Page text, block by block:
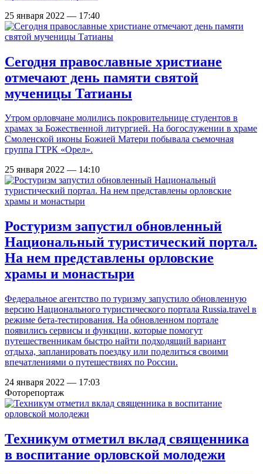
25 января 2022 — 17:40
Сегодня православные христиане
отмечают день памяти святой
мученицы Татианы
Утром орловчане молились покровительнице студентов в
храмах за Божественной литургией. На богослужении в храме
Смоленской иконы Божией Матери побывала съемочная
группа ГТРК «Орел».
25 января 2022 — 14:10
Ростуризм запустил обновленный
Национальный туристический портал.
На нем представлены орловские
храмы и монастыри
Федеральное агентство по туризму запустило обновленную
версию Национального туристического портала Russia.travel в
режиме бета-тестирования. На обновленном портале
появились сервисы и функции, которые помогут
путешественникам быстро найти подходящий вариант
отдыха, запланировать поездку или поделиться своими
впечатлениями о путешествиях по России.
24 января 2022 — 17:03
Фоторепортаж
Техникум отметил вклад священника
в воспитание орловской молодежи